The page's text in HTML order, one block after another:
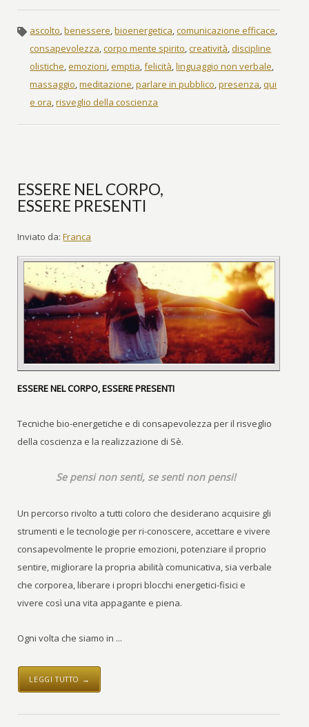
ascolto,benessere,bioenergetica,comunicazione efficace,
consapevolezza,corpo mente spirito,creatività,discipline
olistiche,emozioni,emptia,felicità,linguaggio non verbale,
massaggio,meditazione,parlare in pubblico,presenza,qui
e ora,risveglio della coscienza
ESSERE NEL CORPO,
ESSERE PRESENTI
Inviato da: Franca
ESSERE NEL CORPO, ESSERE PRESENTI
Tecniche bio-energetiche e di consapevolezza per il risveglio
della coscienza e la realizzazione di Sè.
Se pensi non senti, se senti non pensi!
Un percorso rivolto a tutti coloro che desiderano acquisire gli
strumenti e le tecnologie per ri-conoscere, accettare e vivere
consapevolmente le proprie emozioni, potenziare il proprio
sentire, migliorare la propria abilità comunicativa, sia verbale
che corporea, liberare i propri blocchi energetici-fisici e
vivere così una vita appagante e piena.
Ogni volta che siamo in ...
LEGGI TUTTO →